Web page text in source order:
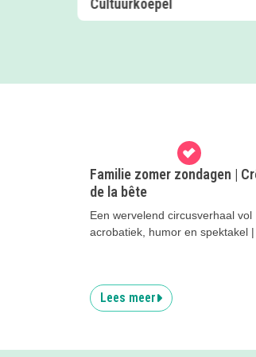
Familie zomer zondagen |
de la bête
Een wervelend circusverhaal vol
acrobatiek, humor en spektakel
Lees meer